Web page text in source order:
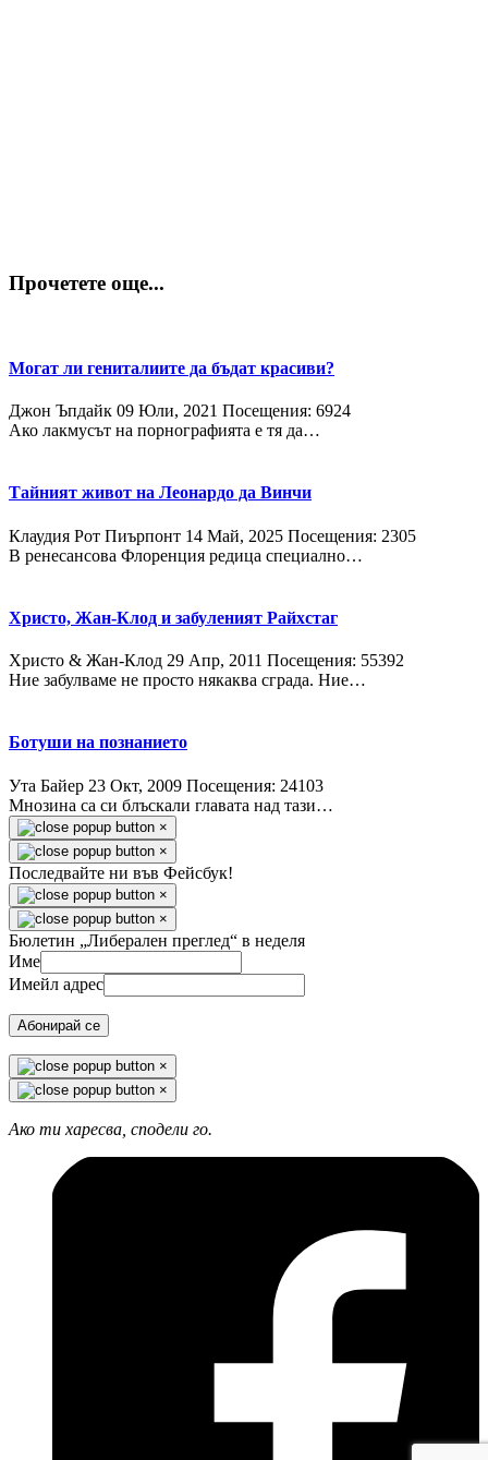
Прочетете още...
Могат ли гениталиите да бъдат красиви?
Джон Ъпдайк 09 Юли, 2021 Посещения: 6924
Ако лакмусът на порнографията е тя да…
Тайният живот на Леонардо да Винчи
Клаудия Рот Пиърпонт 14 Май, 2025 Посещения: 2305
В ренесансова Флоренция редица специално…
Христо, Жан-Клод и забуленият Райхстаг
Христо & Жан-Клод 29 Апр, 2011 Посещения: 55392
Ние забулваме не просто някаква сграда. Ние…
Ботуши на познанието
Ута Байер 23 Окт, 2009 Посещения: 24103
Мнозина са си блъскали главата над тази…
×
×
Последвайте ни във Фейсбук!
×
×
Бюлетин „Либерален преглед“ в неделя
Име
Имейл адрес
Абонирай се
×
×
Ако ти харесва, сподели го.